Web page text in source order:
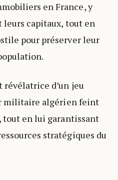
en France, y
capitaux, tout en
pour préserver leur
révélatrice d’un jeu
militaire algérien feint
tout en lui garantissant
stratégiques du